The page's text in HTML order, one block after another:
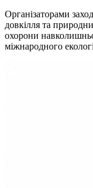
Організаторами
довкілля та
охорони
міжнародного